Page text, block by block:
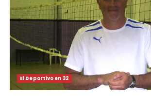
El Deportivo en 32